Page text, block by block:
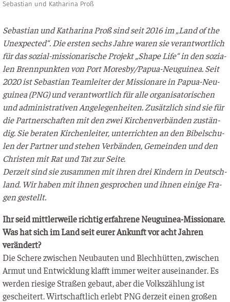
Sebastian und Katharina Proß
Sebas­ti­an und Katha­ri­na Proß sind seit 2016 im „Land of the
Unex­pec­ted“. Die ers­ten sechs Jah­re waren sie ver­ant­wort­lich
für das sozi­al-mis­sio­na­ri­sche Pro­jekt „Shape Life“ in den sozia­
len Brenn­punk­ten von Port Mores­by­/­Pa­pua-Neu­gui­nea. Seit
2020 ist Sebas­ti­an Team­lei­ter der Mis­sio­na­re in Papua-Neu­
gui­nea (PNG) und ver­ant­wort­lich für alle orga­ni­sa­to­ri­schen
und admi­nis­tra­ti­ven Ange­le­gen­hei­ten. Zusätz­lich sind sie für
die Part­ner­schaf­ten mit den zwei Kir­chen­ver­bän­den zustän­
dig. Sie bera­ten Kir­chen­lei­ter, unter­rich­ten an den Bibel­schu­
len der Part­ner und ste­hen Ver­bän­den, Gemein­den und den
Chris­ten mit Rat und Tat zur Seite.
Der­zeit sind sie zusam­men mit ihren drei Kin­dern in Deutsch­
land. Wir haben mit ihnen gespro­chen und ihnen eini­ge Fra­
gen gestellt.
Ihr seid mitt­ler­wei­le rich­tig erfah­re­ne Neu­gui­nea-Mis­sio­na­re.
Was hat sich im Land seit eurer Ankunft vor acht Jah­ren
verändert?
Die Sche­re zwi­schen Neu­bau­ten und Blech­hüt­ten, zwi­schen
Armut und Ent­wick­lung klafft immer wei­ter aus­ein­an­der. Es
wer­den rie­si­ge Stra­ßen gebaut, aber die Volks­zäh­lung ist
geschei­tert. Wirt­schaft­lich erlebt PNG der­zeit einen gro­ßen